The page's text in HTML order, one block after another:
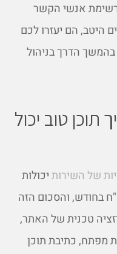
אנשי הקשר
היטב, הם יעזרו לכם
הדרך בניהול
תוכן טוב יכול
של השירותיכולות
בין 2,500 ש"ח ועד 15,000 ש"ח בחודש, והסכום הזה
טכנית של האתר,
מפתח, כתיבת תוכן